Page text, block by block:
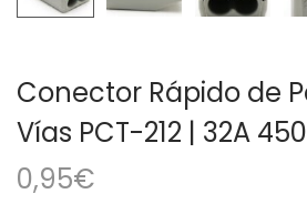
Conector Rápido de
Vías PCT-212 | 32A
0,95€